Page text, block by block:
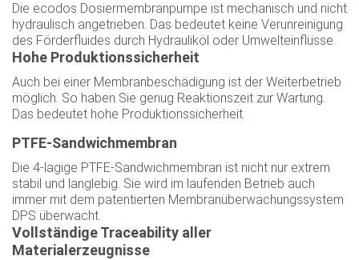
Die ecodos Dosiermembranpumpe ist mechanisch und nicht
hydraulisch angetrieben. Das bedeutet keine Verunreinigung
des Förderfluides durch Hydrauliköl oder Umwelteinflüsse.
Hohe Produktionssicherheit
Auch bei einer Membranbeschädigung ist der Weiterbetrieb
möglich. So haben Sie genug Reaktionszeit zur Wartung.
Das bedeutet hohe Produktionssicherheit.
PTFE-Sandwichmembran
Die 4-lagige PTFE-Sandwichmembran ist nicht nur extrem
stabil und langlebig. Sie wird im laufenden Betrieb auch
immer mit dem patentierten Membranüberwachungssystem
DPS überwacht.
Vollständige Traceability aller
Materialerzeugnisse